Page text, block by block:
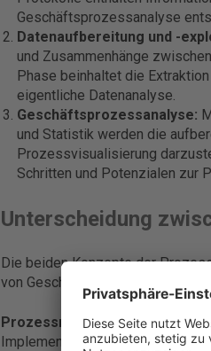
Geschäftsprozessanalyse
Datenaufbereitung und -
und Zusammenhänge
Phase beinhaltet die
eigentliche Datenanalyse.
Geschäftsprozessanalyse:
und Statistik werden die
Prozessvisualisierung
Schritten und Potenzialen zur
Unterscheidung
Die beiden Konzepte der
von Geschäftsprozessen,
Prozessmodellierung: Dieser
Implementierung eines